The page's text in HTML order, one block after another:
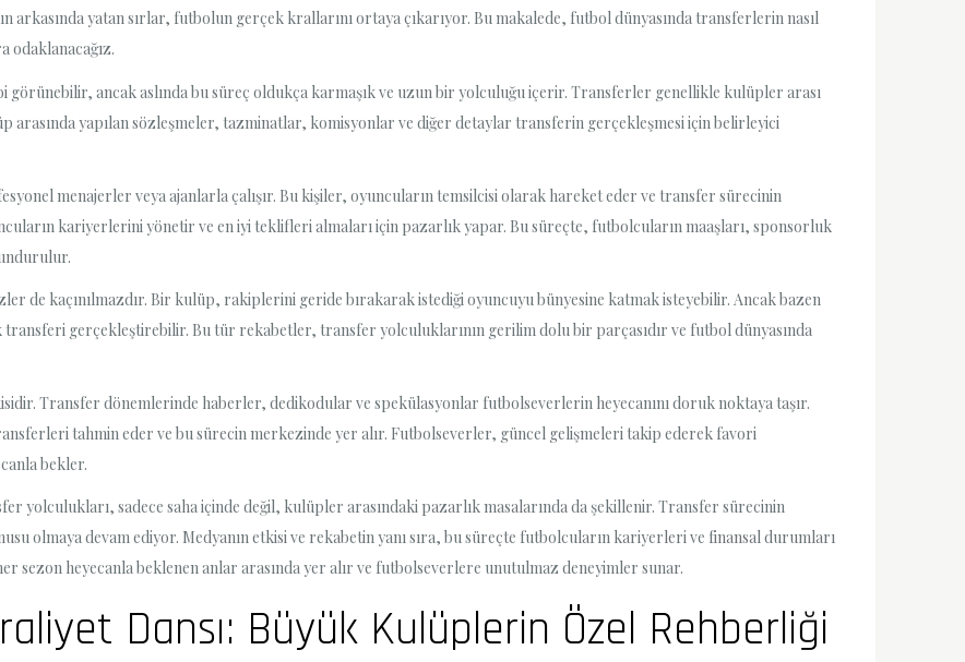
yatan sırlar, futbolun gerçek krallarını ortaya çıkarıyor. Bu makalede, futbol dünyasında transferlerin nasıl
odaklanacağız.
ancak aslında bu süreç oldukça karmaşık ve uzun bir yolculuğu içerir. Transferler genellikle kulüpler arası
arasında yapılan sözleşmeler, tazminatlar, komisyonlar ve diğer detaylar transferin gerçekleşmesi için belirleyici
menajerler veya ajanlarla çalışır. Bu kişiler, oyuncuların temsilcisi olarak hareket eder ve transfer sürecinin
kariyerlerini yönetir ve en iyi teklifleri almaları için pazarlık yapar. Bu süreçte, futbolcuların maaşları, sponsorluk
de kaçınılmazdır. Bir kulüp, rakiplerini geride bırakarak istediği oyuncuyu bünyesine katmak isteyebilir. Ancak bazen
gerçekleştirebilir. Bu tür rekabetler, transfer yolculuklarının gerilim dolu bir parçasıdır ve futbol dünyasında
Transfer dönemlerinde haberler, dedikodular ve spekülasyonlar futbolseverlerin heyecanını doruk noktaya taşır.
tahmin eder ve bu sürecin merkezinde yer alır. Futbolseverler, güncel gelişmeleri takip ederek favori
bekler.
yolculukları, sadece saha içinde değil, kulüpler arasındaki pazarlık masalarında da şekillenir. Transfer sürecinin
olmaya devam ediyor. Medyanın etkisi ve rekabetin yanı sıra, bu süreçte futbolcuların kariyerleri ve finansal durumları
sezon heyecanla beklenen anlar arasında yer alır ve futbolseverlere unutulmaz deneyimler sunar.
Dansı: Büyük Kulüplerin Özel Rehberliği